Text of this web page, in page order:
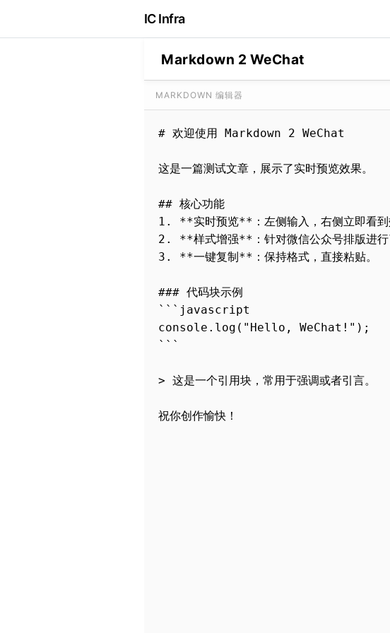
IC Infra
Markdown 2 WeChat
MARKDOWN 编辑器